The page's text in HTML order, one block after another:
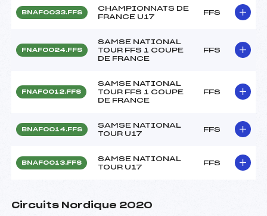
BNAF0033.FFS
CHAMPIONNATS DE
FRANCE U17
FFS
FNAF0024.FFS
SAMSE NATIONAL
TOUR FFS 1 COUPE
DE FRANCE
FFS
FNAF0012.FFS
SAMSE NATIONAL
TOUR FFS 1 COUPE
DE FRANCE
FFS
BNAF0014.FFS
SAMSE NATIONAL
TOUR U17
FFS
BNAF0013.FFS
SAMSE NATIONAL
TOUR U17
FFS
Circuits Nordique 2020